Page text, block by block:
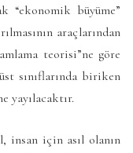
“ekonomik büyüme”
araçlarından
teorisi”ne göre
sınıflarında biriken
yayılacaktır.
insan için asıl olanın